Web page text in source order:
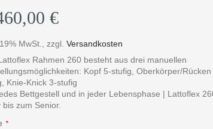
€
MwSt. zzgl. Versandkosten
Rahmen 260 besteht aus drei manuellen
Kopf 5-stufig, Oberkörper/Rücken
Knie-Knick 3-stufig
Bettgestell und in jeder Lebensphase | Lattoflex
bis zum Senior.
*